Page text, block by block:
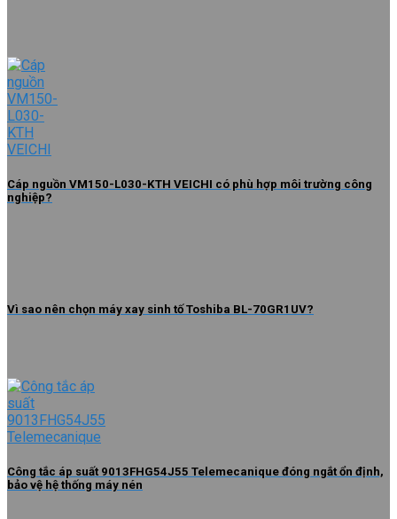
Cáp nguồn VM150-L030-KTH VEICHI có phù hợp môi trường công
nghiệp?
Vì sao nên chọn máy xay sinh tố Toshiba BL-70GR1UV?
Công tắc áp suất 9013FHG54J55 Telemecanique đóng ngắt ổn định,
bảo vệ hệ thống máy nén